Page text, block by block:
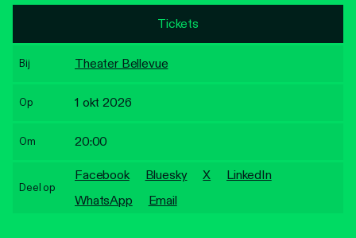
Tickets
Bij Theater Bellevue
Op 1 okt 2026
Om 20:00
Deel op
Facebook Bluesky X
LinkedIn
WhatsApp
Email
Personen
Toegankelijkheid